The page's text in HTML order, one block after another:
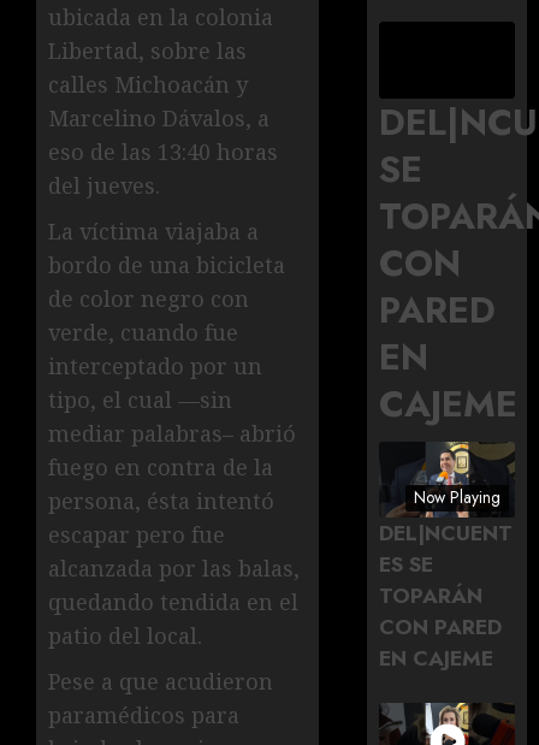
ubicada en la colonia
Libertad, sobre las
calles Michoacán y
Marcelino Dávalos, a
eso de las 13:40 horas
del jueves.
La víctima viajaba a
bordo de una bicicleta
de color negro con
verde, cuando fue
interceptado por un
tipo, el cual —sin
mediar palabras– abrió
fuego en contra de la
persona, ésta intentó
escapar pero fue
alcanzada por las balas,
quedando tendida en el
patio del local.
Pese a que acudieron
paramédicos para
SE
CON
PARED
EN
CAJEME
Now Playing
DEL|NCUENT
ES SE
TOPARÁN
CON PARED
EN CAJEME